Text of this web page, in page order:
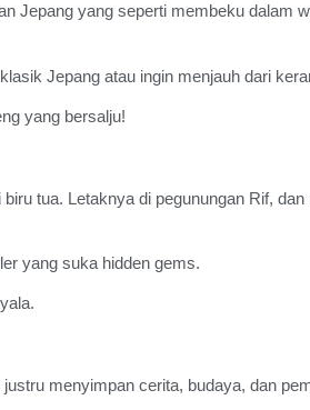
Jepang yang seperti membeku dalam
Jepang atau ingin menjauh dari
yang bersalju!
tua. Letaknya di pegunungan Rif,
yang suka hidden gems.
menyimpan cerita, budaya, dan